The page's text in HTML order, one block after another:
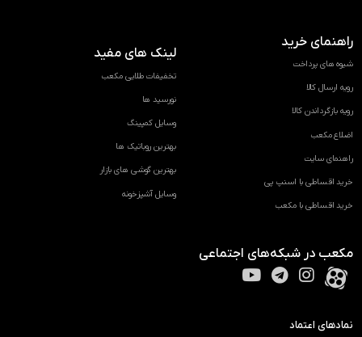
راهنمای خرید
شیوه های پرداخت
رویه ارسال کالا
رویه بازگرداندن کالا
اضلاع مکعب
راهنمای سایت
خرید اقساطی با اسنپ پی
خرید اقساطی با مکعب
لینک های مفید
تخفیفات طلایی مکعب
نورسید ها
وسایل کمپینگ
بهترین روباتیک ها
بهترین گوشی های بازار
وسایل آشپزخونه
مکعب در شبکه‌های اجتماعی
نمادهای اعتماد